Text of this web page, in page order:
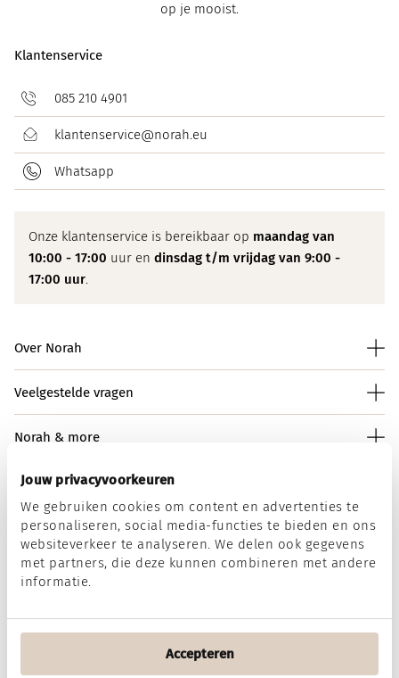
Jouw privacyvoorkeuren
We gebruiken cookies om content en advertenties te
personaliseren, social media-functies te bieden en ons
websiteverkeer te analyseren. We delen ook gegevens
met partners, die deze kunnen combineren met andere
informatie.
Accepteren
op je mooist.
Klantenservice
085 210 4901
klantenservice@norah.eu
Whatsapp
Onze klantenservice is bereikbaar op maandag van
10:00 - 17:00 uur en dinsdag t/m vrijdag van 9:00 -
17:00 uur.
Over Norah
Veelgestelde vragen
Norah & more
Norah op social media